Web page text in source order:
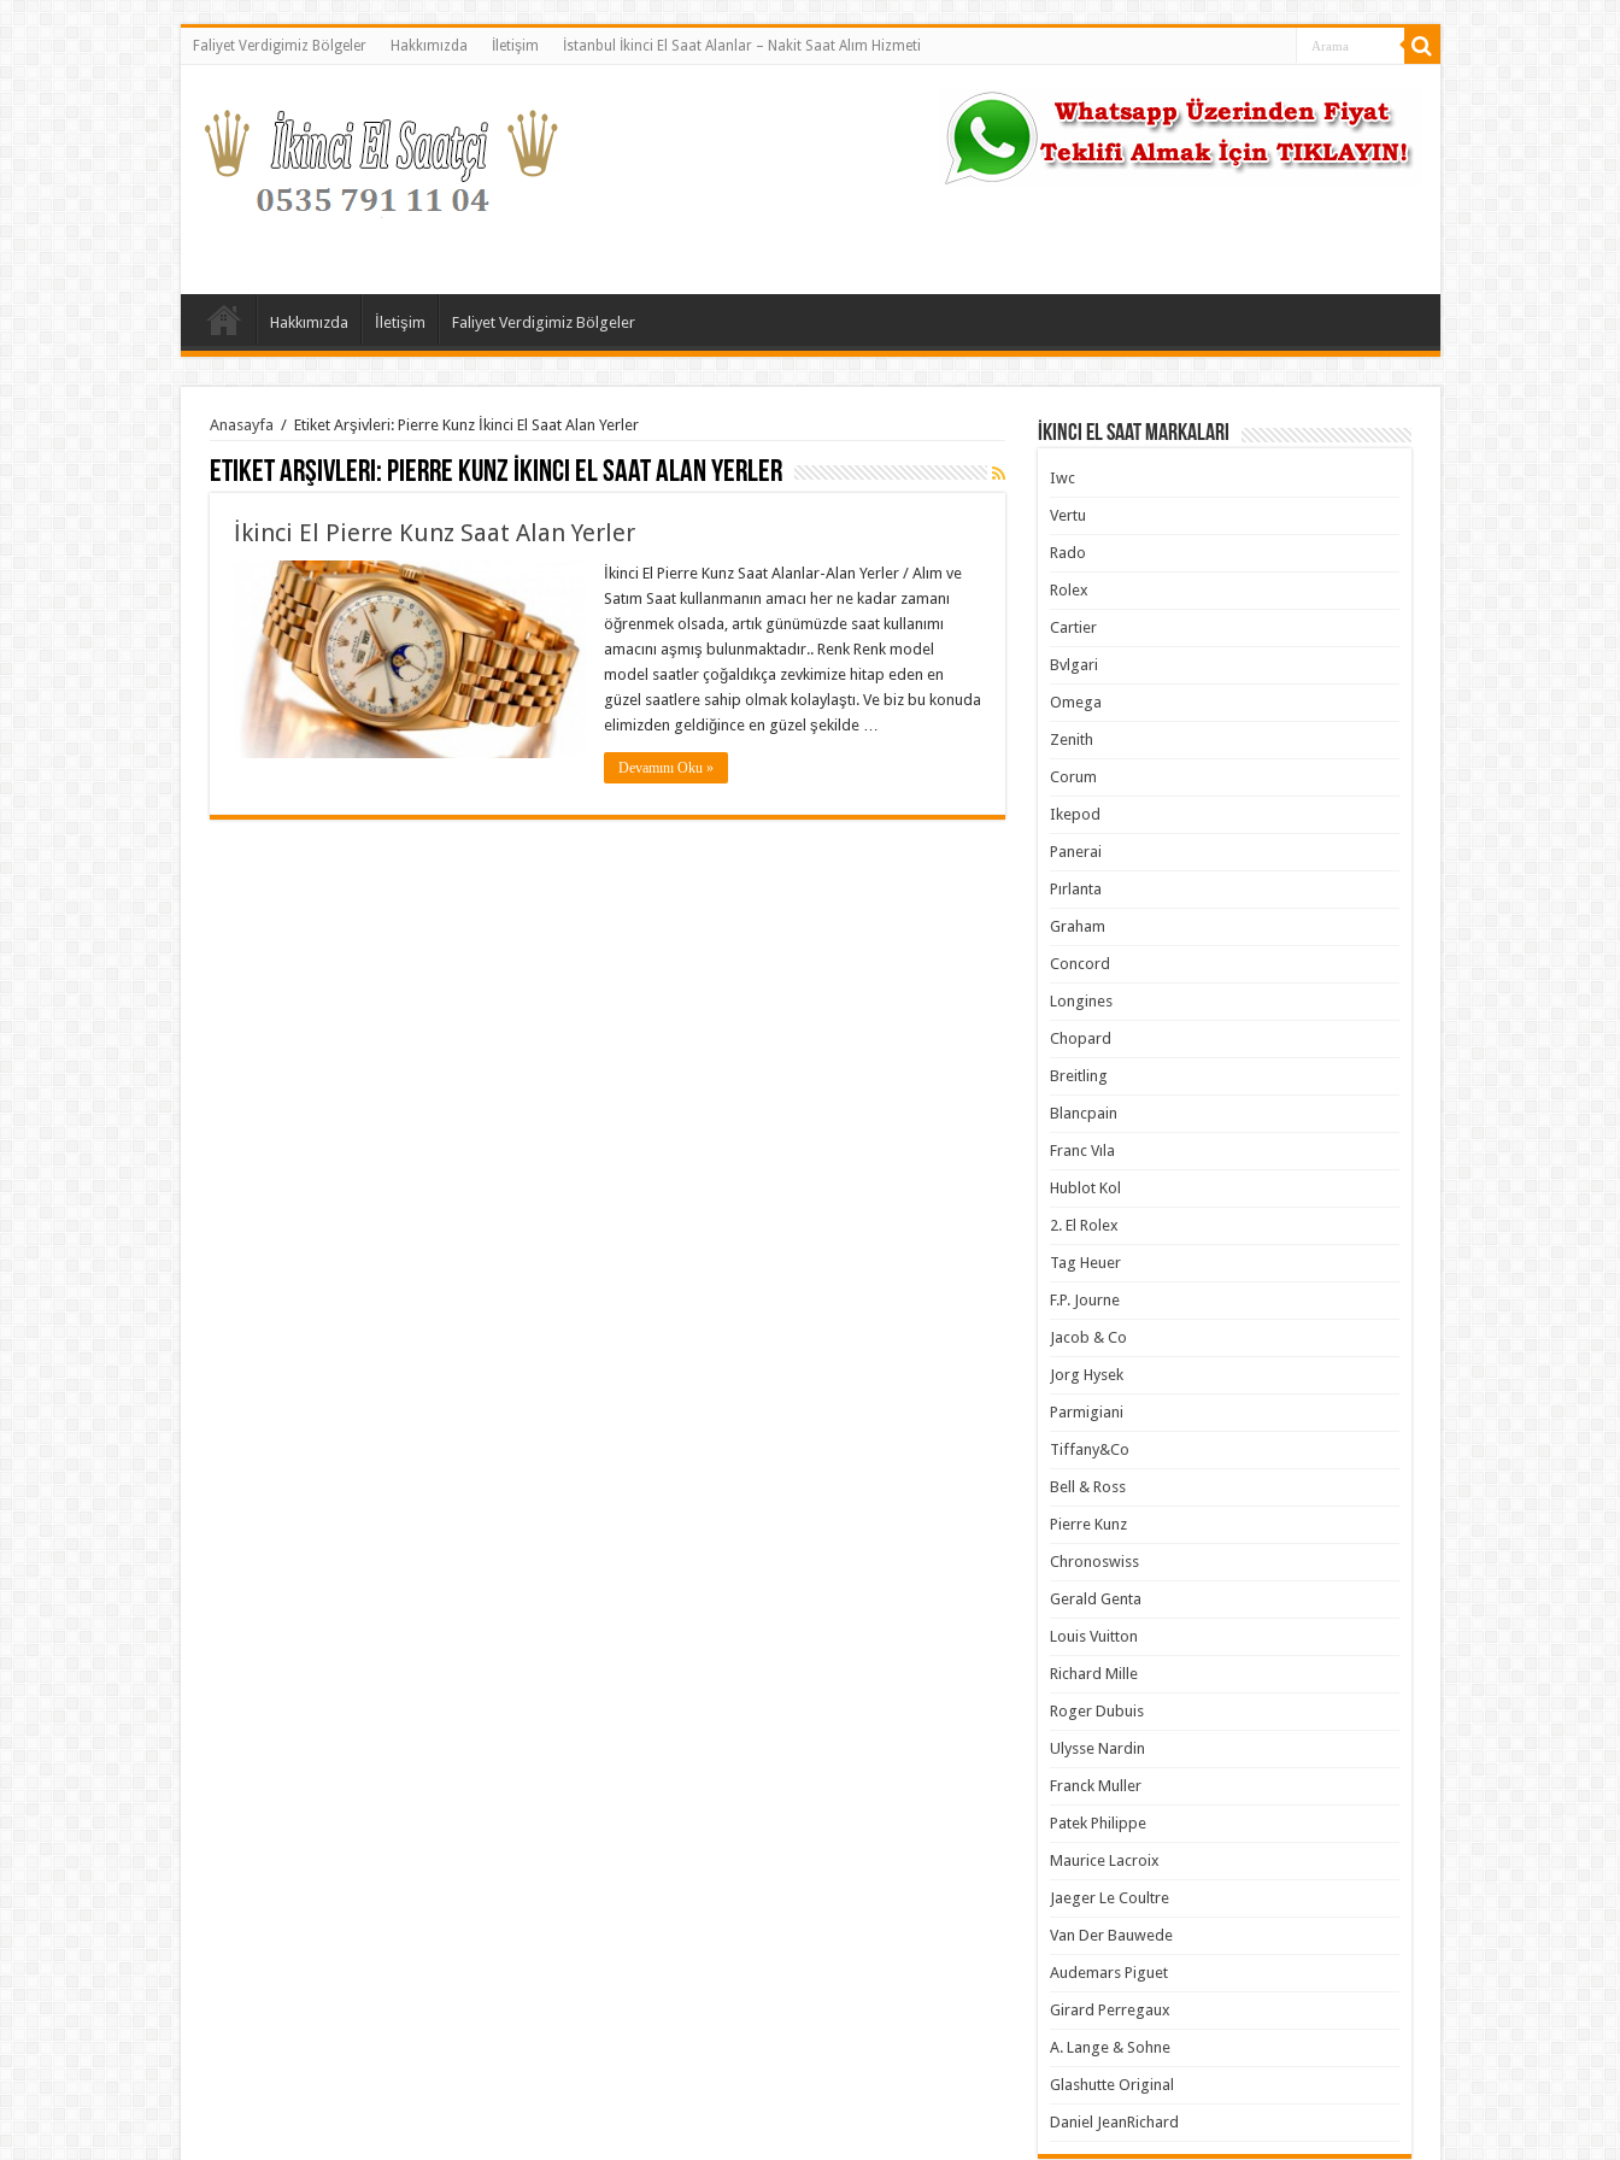
Faliyet Verdigimiz Bölgeler Hakkımızda İletişim İstanbul İkinci El Saat Alanlar – Nakit Saat Alım Hizmeti
Hakkımızda İletişim Faliyet Verdigimiz Bölgeler
Anasayfa / Etiket Arşivleri: Pierre Kunz İkinci El Saat Alan Yerler
Etiket Arşivleri: Pierre Kunz İkinci El Saat Alan Yerler
İkinci El Pierre Kunz Saat Alan Yerler
İkinci El Pierre Kunz Saat Alanlar-Alan Yerler / Alım ve
Satım Saat kullanmanın amacı her ne kadar zamanı
öğrenmek olsada, artık günümüzde saat kullanımı
amacını aşmış bulunmaktadır.. Renk Renk model
model saatler çoğaldıkça zevkimize hitap eden en
güzel saatlere sahip olmak kolaylaştı. Ve biz bu konuda
elimizden geldiğince en güzel şekilde …
Devamını Oku »
İkinci El Saat Markaları
Iwc
Vertu
Rado
Rolex
Cartier
Bvlgari
Omega
Zenith
Corum
Ikepod
Panerai
Pırlanta
Graham
Concord
Longines
Chopard
Breitling
Blancpain
Franc Vıla
Hublot Kol
2. El Rolex
Tag Heuer
F.P. Journe
Jacob & Co
Jorg Hysek
Parmigiani
Tiffany&Co
Bell & Ross
Pierre Kunz
Chronoswiss
Gerald Genta
Louis Vuitton
Richard Mille
Roger Dubuis
Ulysse Nardin
Franck Muller
Patek Philippe
Maurice Lacroix
Jaeger Le Coultre
Van Der Bauwede
Audemars Piguet
Girard Perregaux
A. Lange & Sohne
Glashutte Original
Daniel JeanRichard